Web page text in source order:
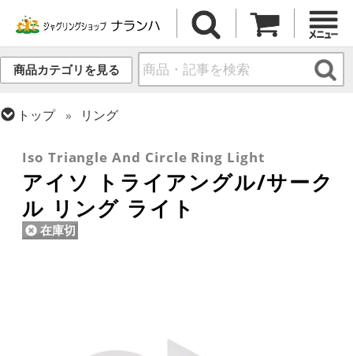
商品カテゴリを見る
トップ
リング
Iso Triangle And Circle Ring Light
アイソ トライアングル/サーク
ル リング ライト
在庫切